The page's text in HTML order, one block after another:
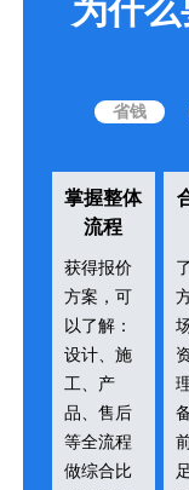
为什
省钱
掌握整体
流程
获得报价
方案，可
以了解：
设计、施
工、产
品、售后
等全流程
做综合比